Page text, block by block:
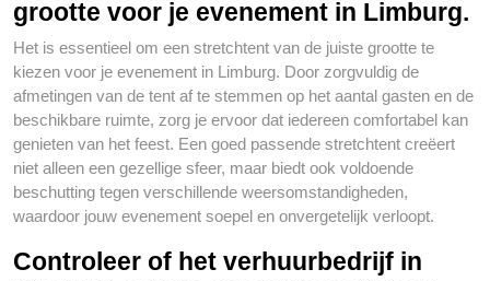
grootte voor je evenement in Limburg.
Het is essentieel om een stretchtent van de juiste grootte te
kiezen voor je evenement in Limburg. Door zorgvuldig de
afmetingen van de tent af te stemmen op het aantal gasten en de
beschikbare ruimte, zorg je ervoor dat iedereen comfortabel kan
genieten van het feest. Een goed passende stretchtent creëert
niet alleen een gezellige sfeer, maar biedt ook voldoende
beschutting tegen verschillende weersomstandigheden,
waardoor jouw evenement soepel en onvergetelijk verloopt.
Controleer of het verhuurbedrijf in